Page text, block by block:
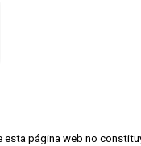
página web no